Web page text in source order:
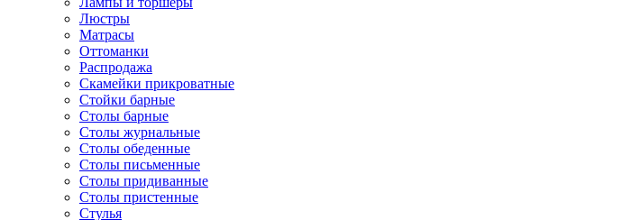
Люстры
Матрасы
Оттоманки
Распродажа
Скамейки прикроватные
Стойки барные
Столы барные
Столы журнальные
Столы обеденные
Столы письменные
Столы придиванные
Столы пристенные
Стулья